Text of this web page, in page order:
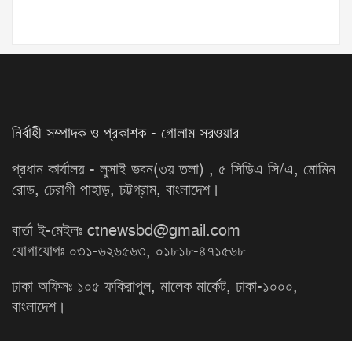
নির্বাহী সম্পাদক ও প্রকাশক - গোলাম সরওয়ার
প্রধান কার্যালয় - লুসাই ভবন(৩য় তলা) , ৫ সিডিএ সি/এ, মোমিন
রোড, চেরাগী পাহাড়, চট্টগ্রাম, বাংলাদেশ।
বার্তা ই-মেইলঃ ctnewsbd@gmail.com
যোগাযোগঃ ০৩১-৬২৬৫৬৩, ০১৮১৮-৪৭১৫৬৮
ঢাকা অফিসঃ ১০৫ ফকিরাপুল, মালেক মার্কেট, ঢাকা-১০০০,
বাংলাদেশ।